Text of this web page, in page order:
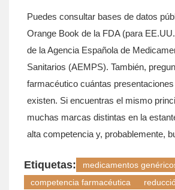
Puedes consultar bases de datos
Orange Book de la FDA (para
de la Agencia Española de
Sanitarios (AEMPS). También,
farmacéutico cuántas
existen. Si encuentras el mismo
muchas marcas distintas en la
alta competencia y, probablemente,
Etiquetas:
medicamentos
competencia farmacéutica